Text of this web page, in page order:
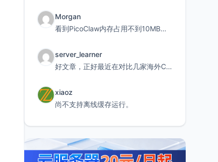
Morgan
看到PicoClaw内存占用不到10MB这个数据真的很惊喜，确实很适合我这种想用旧设备折腾AI的小白
server_learner
好文章，正好最近在对比几家海外CDN。文中提到CF免费版不支持自定义回源端口和HOST这个痛点太真实
xiaoz
尚不支持离线缓存运行。